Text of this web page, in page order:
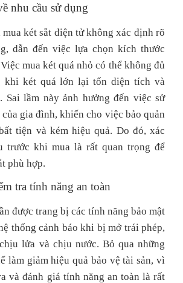
nhu cầu sử dụng
két sắt điện tử không xác định rõ
dẫn đến việc lựa chọn kích thước
mua két quá nhỏ có thể không đủ
khi két quá lớn lại tốn diện tích và
Sai lầm này ảnh hưởng đến việc sử
gia đình, khiến cho việc bảo quản
tiện và kém hiệu quả. Do đó, xác
trước khi mua là rất quan trọng để
phù hợp.
tra tính năng an toàn
được trang bị các tính năng bảo mật
thống cảnh báo khi bị mở trái phép,
lửa và chịu nước. Bỏ qua những
làm giảm hiệu quả bảo vệ tài sản, vì
và đánh giá tính năng an toàn là rất